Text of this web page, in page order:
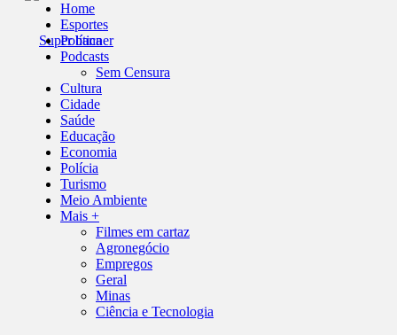
Home
Esportes
Política
Podcasts
Sem Censura
Cultura
Cidade
Saúde
Educação
Economia
Polícia
Turismo
Meio Ambiente
Mais +
Filmes em cartaz
Agronegócio
Empregos
Geral
Minas
Ciência e Tecnologia